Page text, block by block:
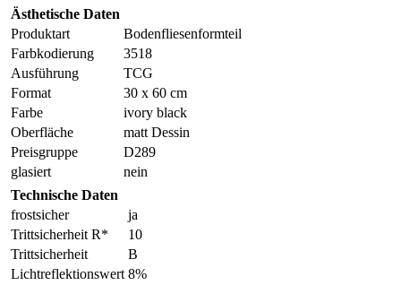
Ästhetische Daten
Produktart
Bodenfliesenformteil
Farbkodierung
3518
Ausführung
TCG
Format
30 x 60 cm
Farbe
ivory black
Oberfläche
matt Dessin
Preisgruppe
D289
glasiert
nein
Technische Daten
frostsicher
ja
Trittsicherheit R*
10
Trittsicherheit
B
Lichtreflektionswert 8%